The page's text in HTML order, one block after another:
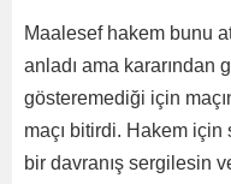
Maalesef hakem bunu
anladı ama kararından
gösteremediği için
maçı bitirdi. Hakem
bir davranış sergilesin